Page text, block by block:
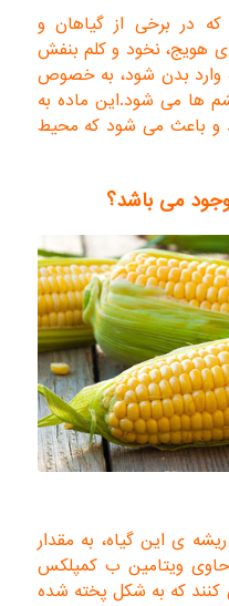
در برخی از گیاهان و
ی هویج، نخود و کلم بنفش
وارد بدن شود، به خصوص
ها می شود.این ماده به
و باعث می شود که محیط
می باشد؟
ی این گیاه، به مقدار
حاوی ویتامین ب کمپلکس
که به شکل پخته شده